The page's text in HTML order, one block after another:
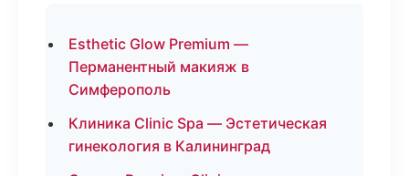
Esthetic Glow Premium —
Перманентный макияж в
Симферополь
Клиника Clinic Spa — Эстетическая
гинекология в Калининград